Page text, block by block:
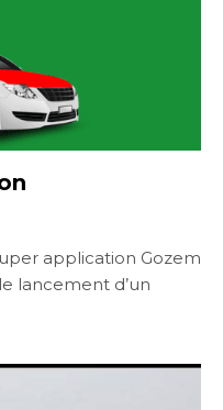
application Gozem
lancement d’un